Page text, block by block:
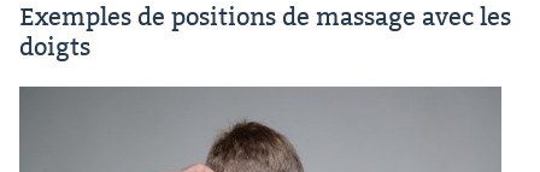
Exemples de positions de massage avec les
doigts